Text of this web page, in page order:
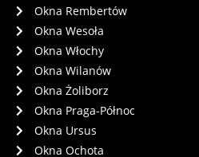
Okna Rembertów
Okna Wesoła
Okna Włochy
Okna Wilanów
Okna Żoliborz
Okna Praga-Północ
Okna Ursus
Okna Ochota